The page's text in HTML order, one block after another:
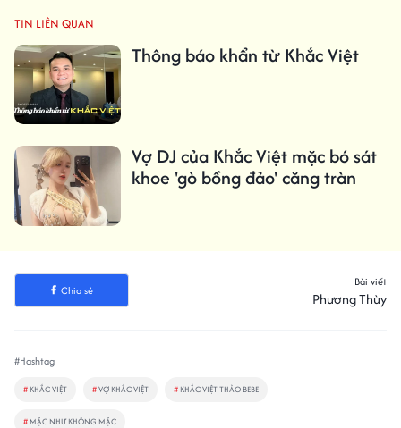
TIN LIÊN QUAN
Thông báo khẩn từ Khắc Việt
Vợ DJ của Khắc Việt mặc bó sát
khoe 'gò bồng đảo' căng tràn
Chia sẻ
Bài viết
Phương Thùy
#Hashtag
# KHẮC VIỆT #VỢ KHẮC VIỆT # KHẮC VIỆT THẢO BEBE
# MẶC NHƯ KHÔNG MẶC